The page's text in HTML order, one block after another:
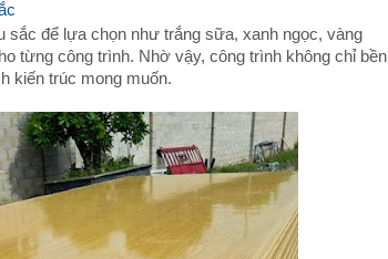
sắc để lựa chọn như trắng sữa, xanh ngọc, vàng
từng công trình. Nhờ vậy, công trình không chỉ bền
kiến trúc mong muốn.